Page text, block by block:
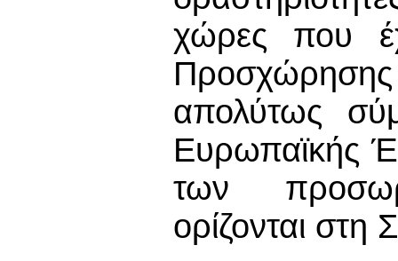
χώρες που
Προσχώρησης
απολύτως
Ευρωπαϊκής
των
ορίζονται